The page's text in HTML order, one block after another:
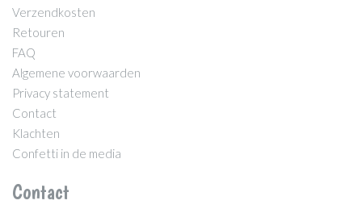
Verzendkosten
Retouren
FAQ
Algemene voorwaarden
Privacy statement
Contact
Klachten
Confetti in de media
Contact